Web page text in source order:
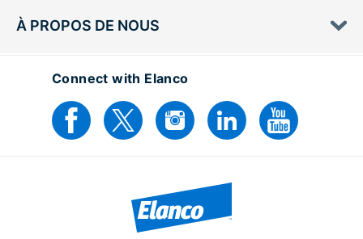
À PROPOS DE NOUS
Connect with Elanco